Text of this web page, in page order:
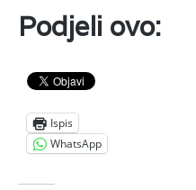
Podjeli ovo:
Ispis
WhatsApp